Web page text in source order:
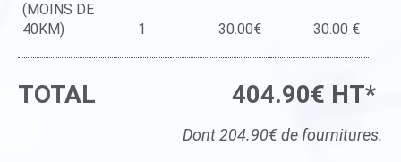
(MOINS DE
40KM)
1 30.00€ 30.00 €
TOTAL 404.90€ HT*
Dont 204.90€ de fournitures.